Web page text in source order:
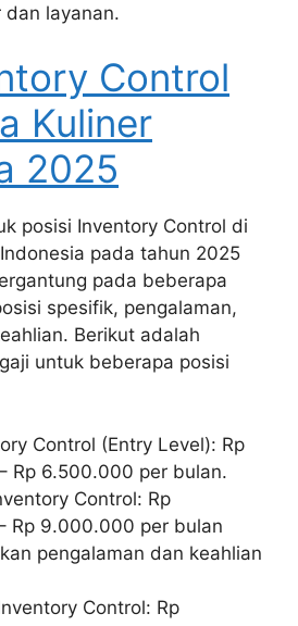
dan layanan.
Control
Kuliner
2025
posisi Inventory Control di
pada tahun 2025
pada beberapa
spesifik, pengalaman,
Berikut adalah
untuk beberapa posisi
Control (Entry Level): Rp
Rp 6.500.000 per bulan.
Control: Rp
Rp 9.000.000 per bulan
pengalaman dan keahlian
Control: Rp